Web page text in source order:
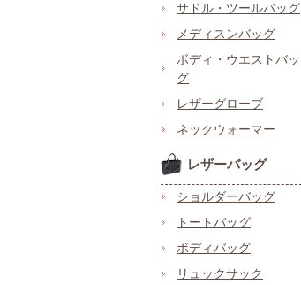
サドル・ツールバッグ
メディスンバッグ
ボディ・ウエストバッ
グ
レザーグローブ
ネックウォーマー
レザーバッグ
ショルダーバッグ
トートバッグ
ボディバッグ
リュックサック